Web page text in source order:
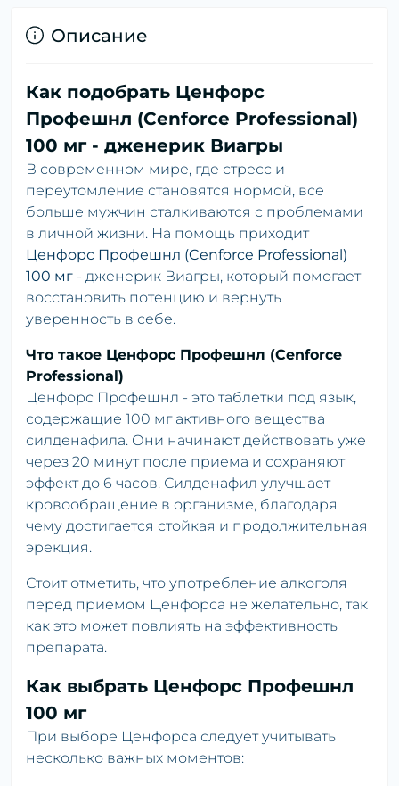
Описание
Как подобрать Ценфорс
Профешнл (Cenforce Professional)
100 мг - дженерик Виагры
В современном мире, где стресс и
переутомление становятся нормой, все
больше мужчин сталкиваются с проблемами
в личной жизни. На помощь приходит
Ценфорс Профешнл (Cenforce Professional)
100 мг - дженерик Виагры, который помогает
восстановить потенцию и вернуть
уверенность в себе.
Что такое Ценфорс Профешнл (Cenforce
Professional)
Ценфорс Профешнл - это таблетки под язык,
содержащие 100 мг активного вещества
силденафила. Они начинают действовать уже
через 20 минут после приема и сохраняют
эффект до 6 часов. Силденафил улучшает
кровообращение в организме, благодаря
чему достигается стойкая и продолжительная
эрекция.
Стоит отметить, что употребление алкоголя
перед приемом Ценфорса не желательно, так
как это может повлиять на эффективность
препарата.
Как выбрать Ценфорс Профешнл
100 мг
При выборе Ценфорса следует учитывать
несколько важных моментов: